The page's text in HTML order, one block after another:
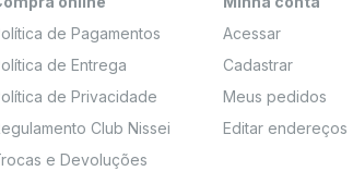
de Pagamentos
de Entrega
de Privacidade
Club Nissei
e Devoluções
Acessar
Cadastrar
Meus pedidos
Editar endereços